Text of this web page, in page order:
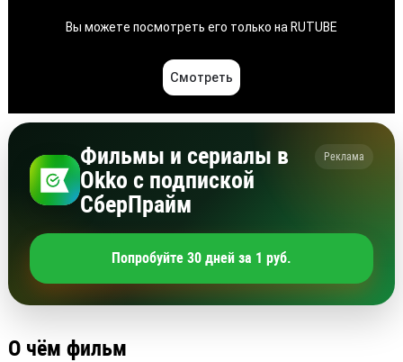
Фильмы и сериалы в
Okko с подпиской
СберПрайм
Реклама
Попробуйте 30 дней за 1 руб.
О чём фильм